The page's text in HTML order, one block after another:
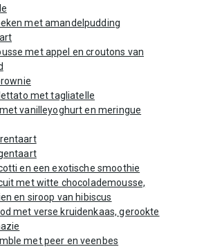
met amandelpudding
appel en croutons van
met tagliatelle
vanilleyoghurt en meringue
en een exotische smoothie
met witte chocolademousse,
en siroop van hibiscus
met verse kruidenkaas, gerookte
met peer en veenbes